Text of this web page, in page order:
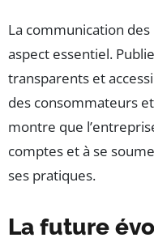
La communication
aspect essentiel.
transparents et
des consommateurs
montre que
comptes et à se
ses pratiques.
La future